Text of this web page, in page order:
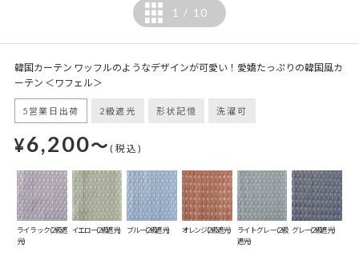
1 / 10
韓国カーテン ワッフルのようなデザインが可愛い！愛嬌たっぷりの韓国風カ
ーテン ＜ワフェル＞
5営業日出荷 2級遮光 形状記憶 洗濯可
¥6,200～(税込)
ライラック(2級遮
光)
イエロー(2級遮光) ブルー(2級遮光) オレンジ(2級遮光)
ライトグレー(2級
遮光)
グレー(2級遮光)